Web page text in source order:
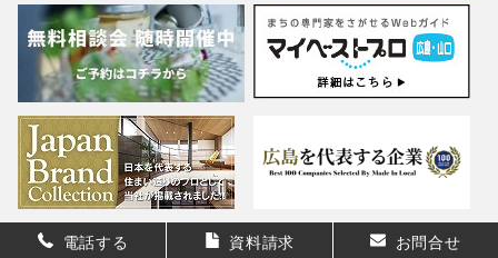
電話する 資料請求 お問合せ